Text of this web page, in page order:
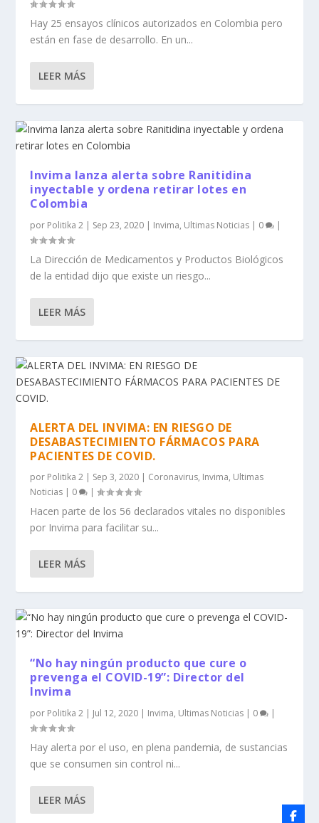
Hay 25 ensayos clínicos autorizados en Colombia pero
están en fase de desarrollo. En un...
LEER MÁS
Invima lanza alerta sobre Ranitidina
inyectable y ordena retirar lotes en
Colombia
por Politika 2 | Sep 23, 2020 | Invima, Ultimas Noticias | 0 |
La Dirección de Medicamentos y Productos Biológicos
de la entidad dijo que existe un riesgo...
LEER MÁS
ALERTA DEL INVIMA: EN RIESGO DE
DESABASTECIMIENTO FÁRMACOS PARA
PACIENTES DE COVID.
por Politika 2 | Sep 3, 2020 | Coronavirus, Invima, Ultimas
Noticias | 0 |
Hacen parte de los 56 declarados vitales no disponibles
por Invima para facilitar su...
LEER MÁS
“No hay ningún producto que cure o
prevenga el COVID-19”: Director del
Invima
por Politika 2 | Jul 12, 2020 | Invima, Ultimas Noticias | 0 |
Hay alerta por el uso, en plena pandemia, de sustancias
que se consumen sin control ni...
LEER MÁS